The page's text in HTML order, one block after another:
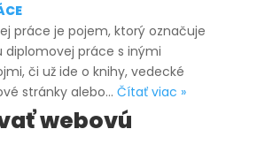
na
správne
práce je pojem, ktorý označuje
práce s inými
či už ide o knihy, vedecké
stránky alebo… Čítať viac »Zhoda
webovú